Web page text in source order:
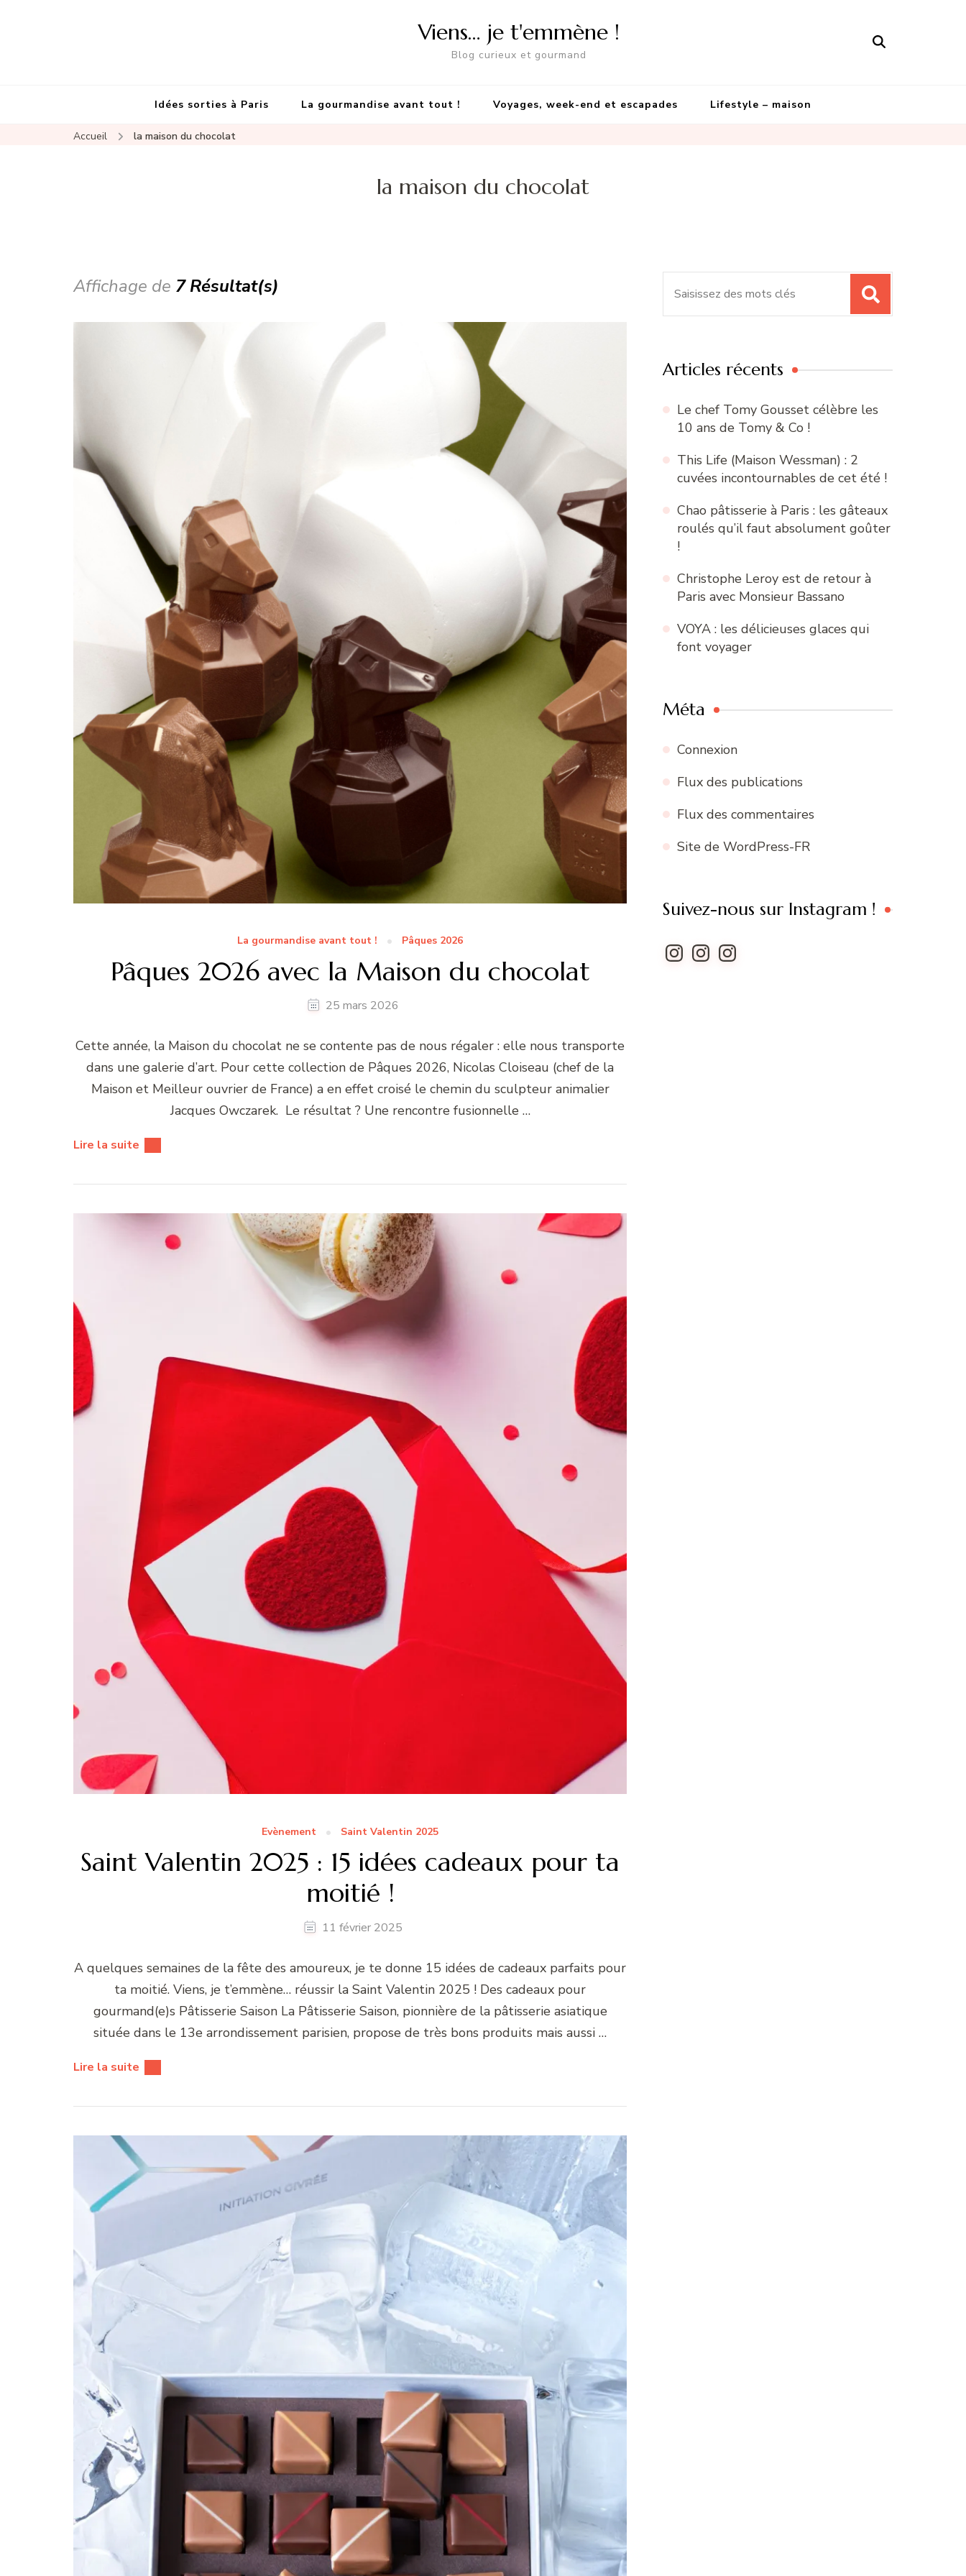
Viens… je t'emmène !
Blog curieux et gourmand
Idées sorties à Paris La gourmandise avant tout ! Voyages, week-end et escapades Lifestyle – maison
Accueil la maison du chocolat
la maison du chocolat
Affichage de 7 Résultat(s)
La gourmandise avant tout ! Pâques 2026
Pâques 2026 avec la Maison du chocolat
25 mars 2026
Cette année, la Maison du chocolat ne se contente pas de nous régaler : elle nous transporte
dans une galerie d’art. Pour cette collection de Pâques 2026, Nicolas Cloiseau (chef de la
Maison et Meilleur ouvrier de France) a en effet croisé le chemin du sculpteur animalier
Jacques Owczarek. Le résultat ? Une rencontre fusionnelle …
Lire la suite
Evènement Saint Valentin 2025
Saint Valentin 2025 : 15 idées cadeaux pour ta
moitié !
11 février 2025
A quelques semaines de la fête des amoureux, je te donne 15 idées de cadeaux parfaits pour
ta moitié. Viens, je t’emmène… réussir la Saint Valentin 2025 ! Des cadeaux pour
gourmand(e)s Pâtisserie Saison La Pâtisserie Saison, pionnière de la pâtisserie asiatique
située dans le 13e arrondissement parisien, propose de très bons produits mais aussi …
Lire la suite
Articles récents
Le chef Tomy Gousset célèbre les
10 ans de Tomy & Co !
This Life (Maison Wessman) : 2
cuvées incontournables de cet été !
Chao pâtisserie à Paris : les gâteaux
roulés qu’il faut absolument goûter
!
Christophe Leroy est de retour à
Paris avec Monsieur Bassano
VOYA : les délicieuses glaces qui
font voyager
Méta
Connexion
Flux des publications
Flux des commentaires
Site de WordPress-FR
Suivez-nous sur Instagram !
Instagram
InstagramInstagram